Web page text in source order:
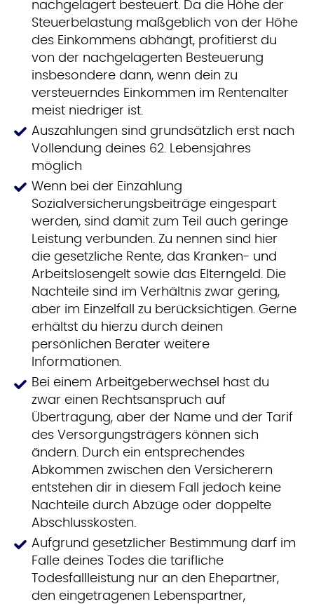
nachgelagert besteuert. Da die Höhe der
Steuerbelastung maßgeblich von der Höhe
des Einkommens abhängt, profitierst du
von der nachgelagerten Besteuerung
insbesondere dann, wenn dein zu
versteuerndes Einkommen im Rentenalter
meist niedriger ist.
Auszahlungen sind grundsätzlich erst nach
Vollendung deines 62. Lebensjahres
möglich
Wenn bei der Einzahlung
Sozialversicherungsbeiträge eingespart
werden, sind damit zum Teil auch geringe
Leistung verbunden. Zu nennen sind hier
die gesetzliche Rente, das Kranken- und
Arbeitslosengelt sowie das Elterngeld. Die
Nachteile sind im Verhältnis zwar gering,
aber im Einzelfall zu berücksichtigen. Gerne
erhältst du hierzu durch deinen
persönlichen Berater weitere
Informationen.
Bei einem Arbeitgeberwechsel hast du
zwar einen Rechtsanspruch auf
Übertragung, aber der Name und der Tarif
des Versorgungsträgers können sich
ändern. Durch ein entsprechendes
Abkommen zwischen den Versicherern
entstehen dir in diesem Fall jedoch keine
Nachteile durch Abzüge oder doppelte
Abschlusskosten.
Aufgrund gesetzlicher Bestimmung darf im
Falle deines Todes die tarifliche
Todesfallleistung nur an den Ehepartner,
den eingetragenen Lebenspartner,